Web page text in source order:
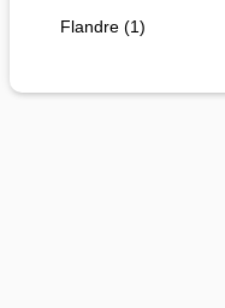
Flandre (1)